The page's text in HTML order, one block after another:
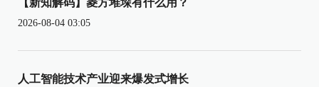
2026-08-04 03:05
人工智能技术产业迎来爆发式增长